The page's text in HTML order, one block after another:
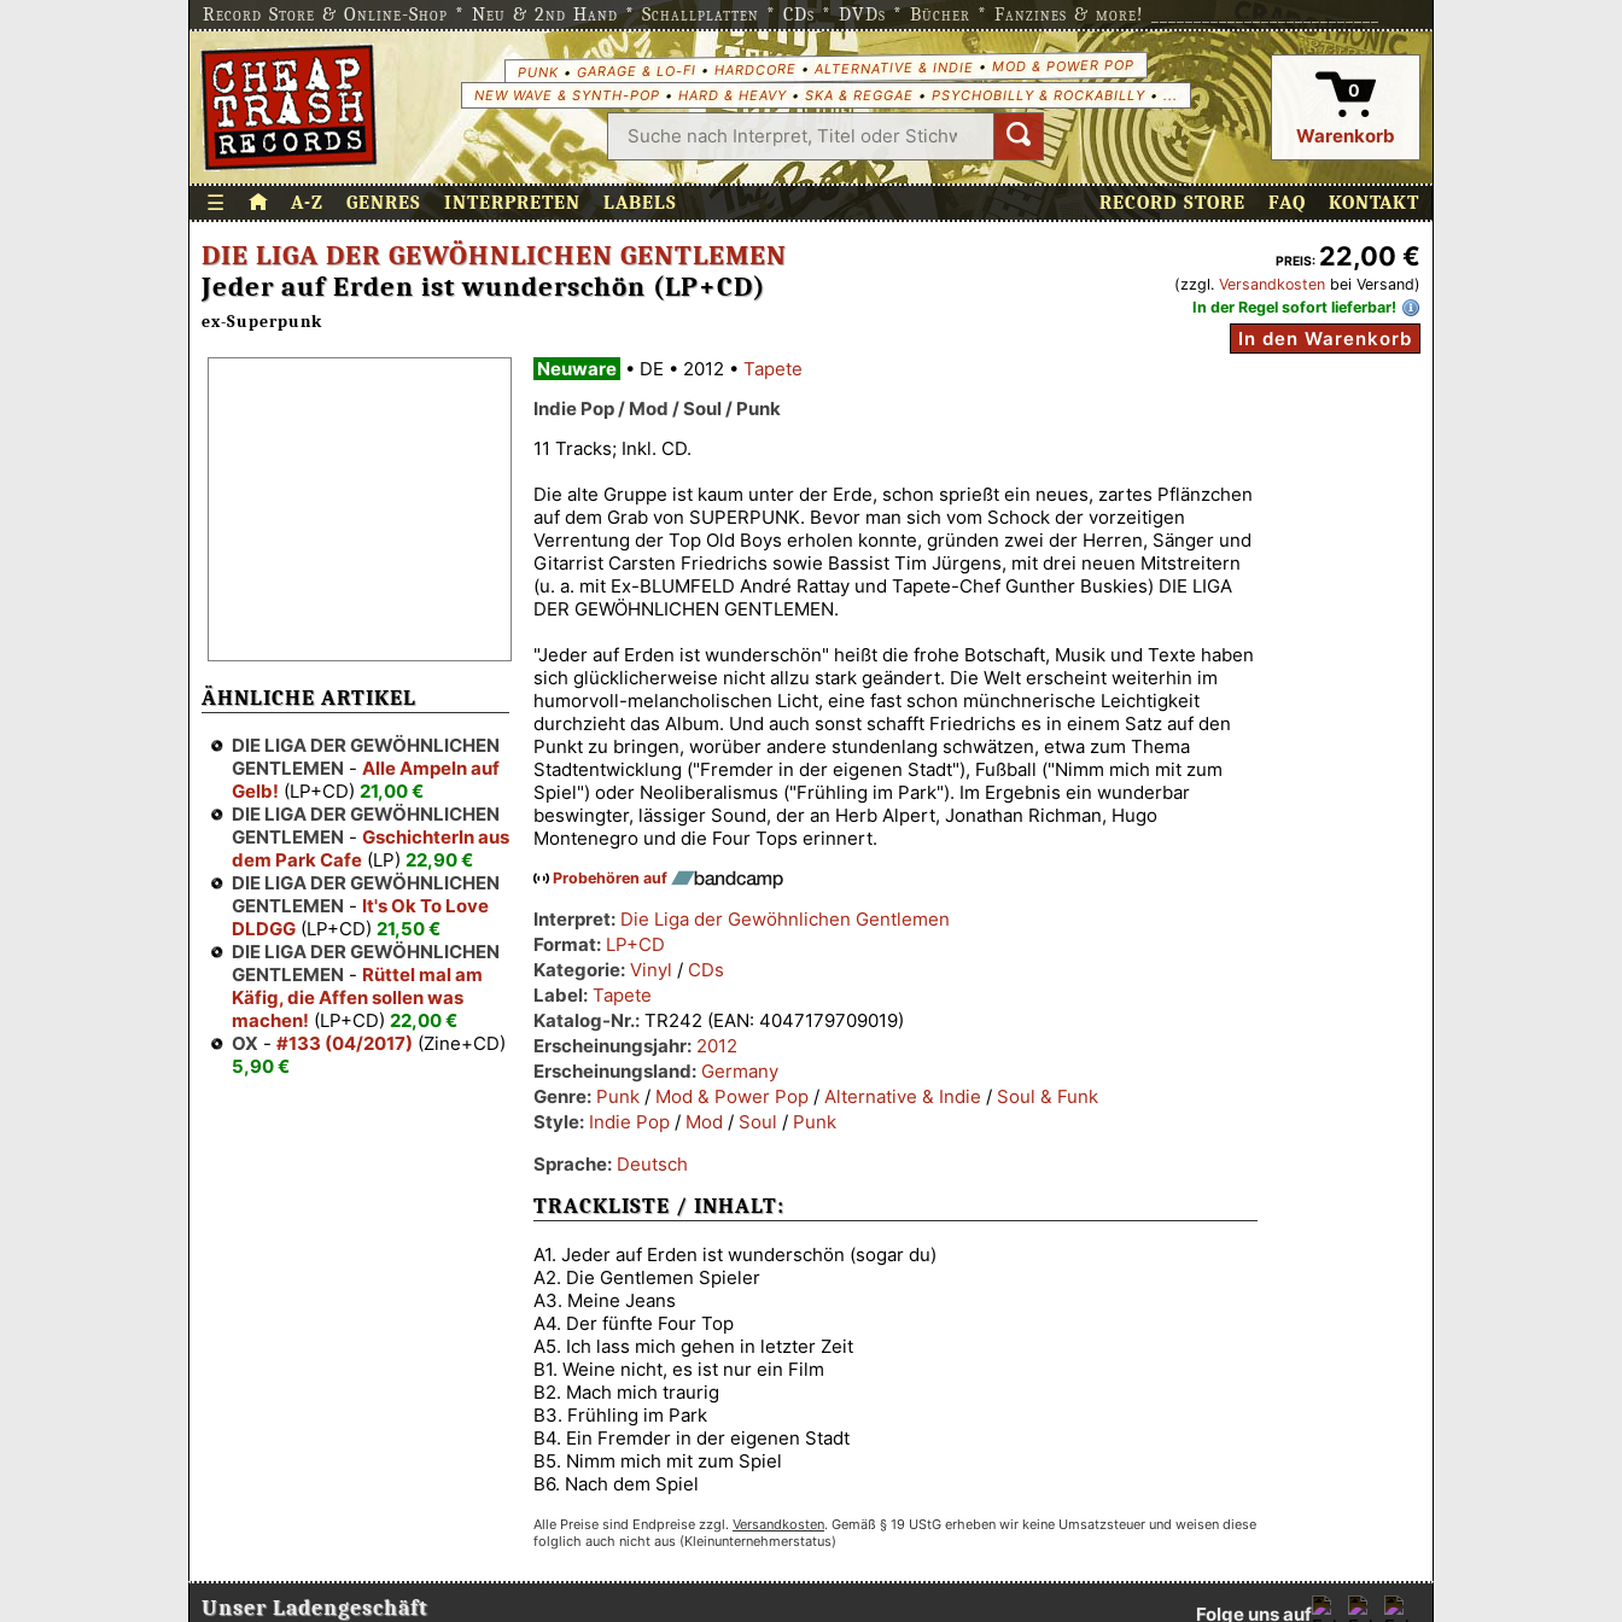
Record Store & Online-Shop * Neu & 2nd Hand * Schallplatten * CDs * DVDs * Bücher * Fanzines & more! ___________________________
PUNK• GARAGE & LO-FI • HARDCORE • ALTERNATIVE & INDIE • MOD & POWER POP
NEW WAVE & SYNTH-POP • HARD & HEAVY• SKA & REGGAE • PSYCHOBILLY & ROCKABILLY• ... 0
Warenkorb
☰ A-Z GENRES INTERPRETEN LABELS RECORD STORE FAQ KONTAKT
PREIS: 22,00 €
(zzgl. Versandkosten bei Versand)
In der Regel sofort lieferbar!
In den Warenkorb
DIE LIGA DER GEWÖHNLICHEN GENTLEMEN
Jeder auf Erden ist wunderschön (LP+CD)
ex-Superpunk
ÄHNLICHE ARTIKEL
DIE LIGA DER GEWÖHNLICHEN
GENTLEMEN - Alle Ampeln auf
Gelb! (LP+CD) 21,00 €
DIE LIGA DER GEWÖHNLICHEN
GENTLEMEN - Gschichterln aus
dem Park Cafe (LP) 22,90 €
DIE LIGA DER GEWÖHNLICHEN
GENTLEMEN - It's Ok To Love
DLDGG (LP+CD) 21,50 €
DIE LIGA DER GEWÖHNLICHEN
GENTLEMEN - Rüttel mal am
Käfig, die Affen sollen was
machen! (LP+CD) 22,00 €
OX - #133 (04/2017) (Zine+CD)
5,90 €
Neuware • DE • 2012 • Tapete
Indie Pop / Mod / Soul / Punk
11 Tracks; Inkl. CD.
Die alte Gruppe ist kaum unter der Erde, schon sprießt ein neues, zartes Pflänzchen
auf dem Grab von SUPERPUNK. Bevor man sich vom Schock der vorzeitigen
Verrentung der Top Old Boys erholen konnte, gründen zwei der Herren, Sänger und
Gitarrist Carsten Friedrichs sowie Bassist Tim Jürgens, mit drei neuen Mitstreitern
(u. a. mit Ex-BLUMFELD André Rattay und Tapete-Chef Gunther Buskies) DIE LIGA
DER GEWÖHNLICHEN GENTLEMEN.
"Jeder auf Erden ist wunderschön" heißt die frohe Botschaft, Musik und Texte haben
sich glücklicherweise nicht allzu stark geändert. Die Welt erscheint weiterhin im
humorvoll-melancholischen Licht, eine fast schon münchnerische Leichtigkeit
durchzieht das Album. Und auch sonst schafft Friedrichs es in einem Satz auf den
Punkt zu bringen, worüber andere stundenlang schwätzen, etwa zum Thema
Stadtentwicklung ("Fremder in der eigenen Stadt"), Fußball ("Nimm mich mit zum
Spiel") oder Neoliberalismus ("Frühling im Park"). Im Ergebnis ein wunderbar
beswingter, lässiger Sound, der an Herb Alpert, Jonathan Richman, Hugo
Montenegro und die Four Tops erinnert.
Probehören auf
Interpret: Die Liga der Gewöhnlichen Gentlemen
Format: LP+CD
Kategorie: Vinyl / CDs
Label: Tapete
Katalog-Nr.: TR242 (EAN: 4047179709019)
Erscheinungsjahr: 2012
Erscheinungsland: Germany
Genre: Punk / Mod & Power Pop / Alternative & Indie / Soul & Funk
Style: Indie Pop / Mod / Soul / Punk
Sprache: Deutsch
TRACKLISTE / INHALT:
A1. Jeder auf Erden ist wunderschön (sogar du)
A2. Die Gentlemen Spieler
A3. Meine Jeans
A4. Der fünfte Four Top
A5. Ich lass mich gehen in letzter Zeit
B1. Weine nicht, es ist nur ein Film
B2. Mach mich traurig
B3. Frühling im Park
B4. Ein Fremder in der eigenen Stadt
B5. Nimm mich mit zum Spiel
B6. Nach dem Spiel
Alle Preise sind Endpreise zzgl. Versandkosten. Gemäß § 19 UStG erheben wir keine Umsatzsteuer und weisen diese
folglich auch nicht aus (Kleinunternehmerstatus)
Unser Ladengeschäft Folge uns auf